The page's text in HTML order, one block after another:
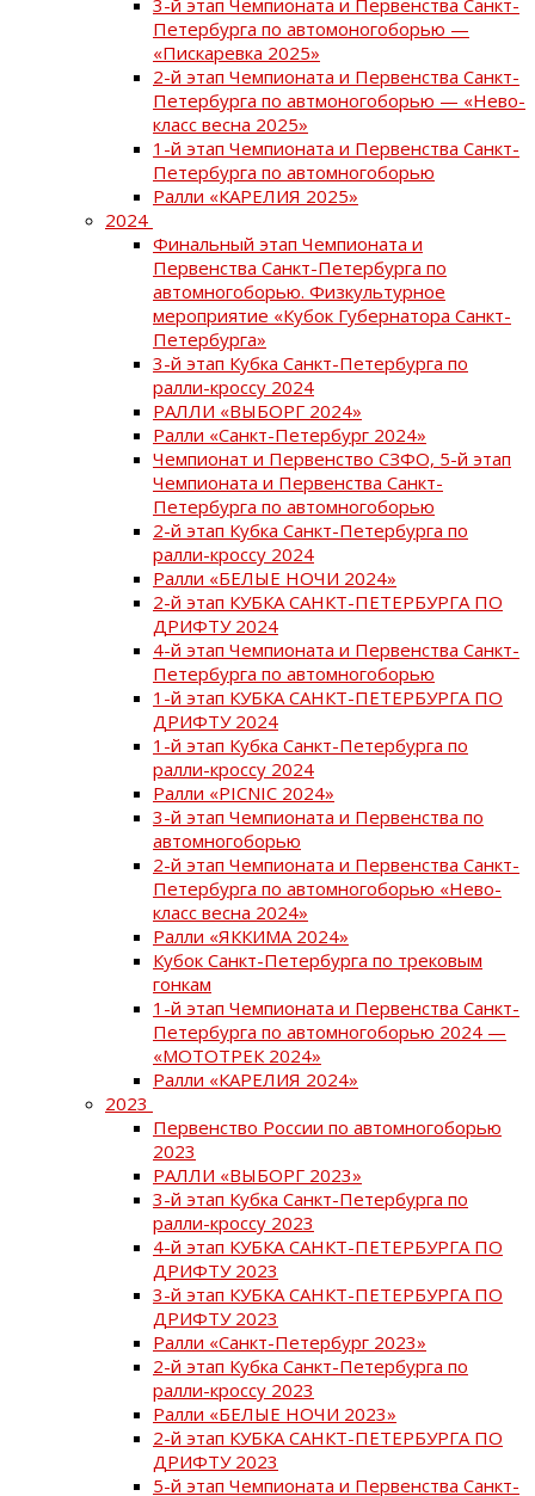
Петербурга по автомоногоборью —
«Пискаревка 2025»
2-й этап Чемпионата и Первенства Санкт-
Петербурга по автмоногоборью — «Нево-
класс весна 2025»
1-й этап Чемпионата и Первенства Санкт-
Петербурга по автомногоборью
Ралли «КАРЕЛИЯ 2025»
2024
Финальный этап Чемпионата и
Первенства Санкт-Петербурга по
автомногоборью. Физкультурное
мероприятие «Кубок Губернатора Санкт-
Петербурга»
3-й этап Кубка Санкт-Петербурга по
ралли-кроссу 2024
РАЛЛИ «ВЫБОРГ 2024»
Ралли «Санкт-Петербург 2024»
Чемпионат и Первенство СЗФО, 5-й этап
Чемпионата и Первенства Санкт-
Петербурга по автомногоборью
2-й этап Кубка Санкт-Петербурга по
ралли-кроссу 2024
Ралли «БЕЛЫЕ НОЧИ 2024»
2-й этап КУБКА САНКТ-ПЕТЕРБУРГА ПО
ДРИФТУ 2024
4-й этап Чемпионата и Первенства Санкт-
Петербурга по автомногоборью
1-й этап КУБКА САНКТ-ПЕТЕРБУРГА ПО
ДРИФТУ 2024
1-й этап Кубка Санкт-Петербурга по
ралли-кроссу 2024
Ралли «PICNIC 2024»
3-й этап Чемпионата и Первенства по
автомногоборью
2-й этап Чемпионата и Первенства Санкт-
Петербурга по автомногоборью «Нево-
класс весна 2024»
Ралли «ЯККИМА 2024»
Кубок Санкт-Петербурга по трековым
гонкам
1-й этап Чемпионата и Первенства Санкт-
Петербурга по автомногоборью 2024 —
«МОТОТРЕК 2024»
Ралли «КАРЕЛИЯ 2024»
2023
Первенство России по автомногоборью
2023
РАЛЛИ «ВЫБОРГ 2023»
3-й этап Кубка Санкт-Петербурга по
ралли-кроссу 2023
4-й этап КУБКА САНКТ-ПЕТЕРБУРГА ПО
ДРИФТУ 2023
3-й этап КУБКА САНКТ-ПЕТЕРБУРГА ПО
ДРИФТУ 2023
Ралли «Санкт-Петербург 2023»
2-й этап Кубка Санкт-Петербурга по
ралли-кроссу 2023
Ралли «БЕЛЫЕ НОЧИ 2023»
2-й этап КУБКА САНКТ-ПЕТЕРБУРГА ПО
ДРИФТУ 2023
5-й этап Чемпионата и Первенства Санкт-